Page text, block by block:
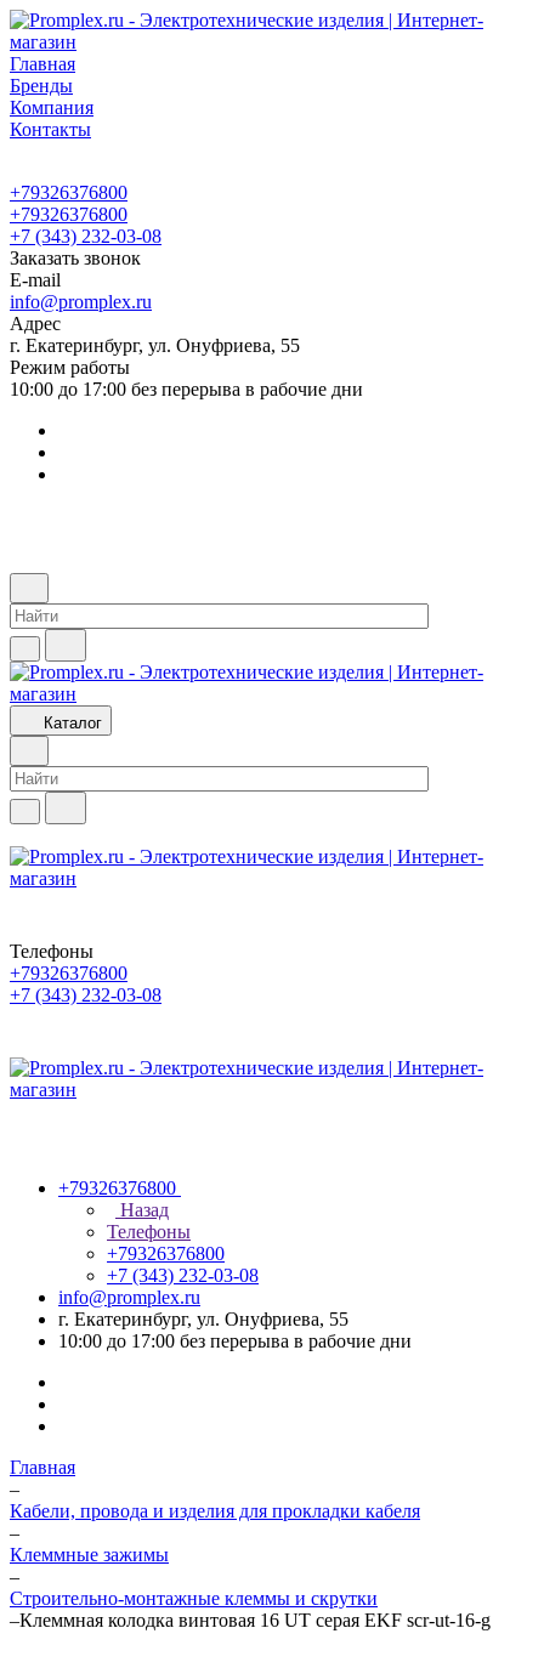
Главная
Бренды
Компания
Контакты
+79326376800
+79326376800
+7 (343) 232-03-08
Заказать звонок
E-mail
info@promplex.ru
Адрес
г. Екатеринбург, ул. Онуфриева, 55
Режим работы
10:00 до 17:00 без перерыва в рабочие дни
Каталог
Телефоны
+79326376800
+7 (343) 232-03-08
+79326376800
Назад
Телефоны
+79326376800
+7 (343) 232-03-08
info@promplex.ru
г. Екатеринбург, ул. Онуфриева, 55
10:00 до 17:00 без перерыва в рабочие дни
Главная
–
Кабели, провода и изделия для прокладки кабеля
–
Клеммные зажимы
–
Строительно-монтажные клеммы и скрутки
–Клеммная колодка винтовая 16 UT серая EKF scr-ut-16-g